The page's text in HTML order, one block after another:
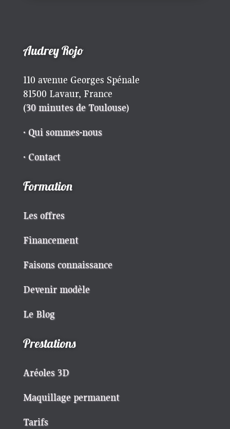
Audrey Rojo
110 avenue Georges Spénale
81500 Lavaur, France
(30 minutes de Toulouse)
· Qui sommes-nous
· Contact
Formation
Les offres
Financement
Faisons connaissance
Devenir modèle
Le Blog
Prestations
Aréoles 3D
Maquillage permanent
Tarifs